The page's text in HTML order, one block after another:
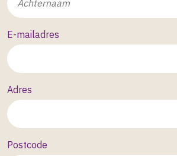
E-mailadres
Adres
Postcode